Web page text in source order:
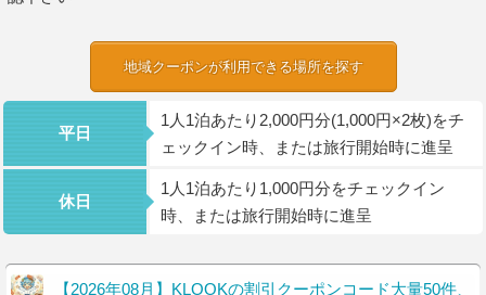
地域クーポンが利用できる場所を探す
平日
1人1泊あたり2,000円分(1,000円×2枚)をチ
ェックイン時、または旅行開始時に進呈
休日
1人1泊あたり1,000円分をチェックイン
時、または旅行開始時に進呈
【2026年08月】KLOOKの割引クーポンコード大量50件、